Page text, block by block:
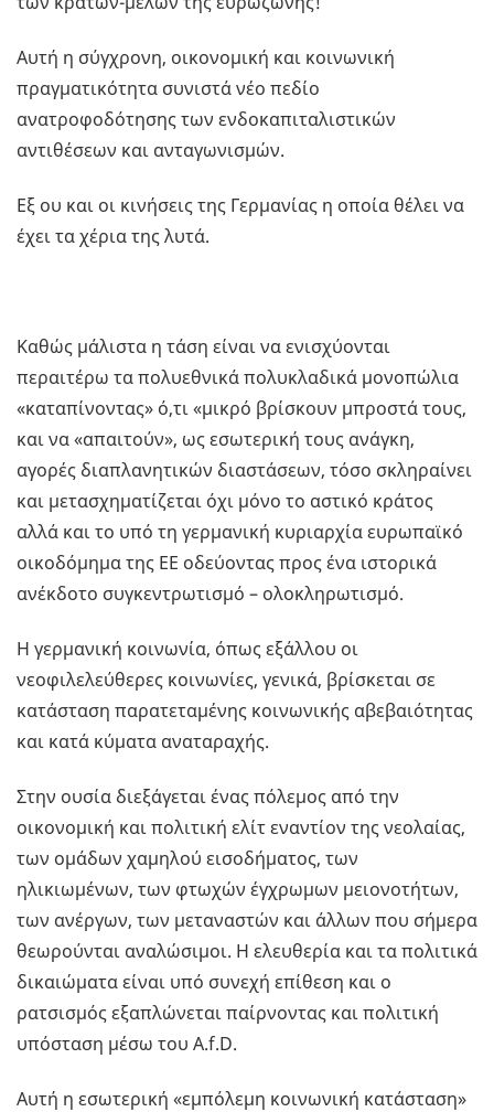
Αυτή η σύγχρονη, οικονομική και κοινωνική
πραγματικότητα συνιστά νέο πεδίο
ανατροφοδότησης των ενδοκαπιταλιστικών
αντιθέσεων και ανταγωνισμών.
Εξ ου και οι κινήσεις της Γερμανίας η οποία θέλει να
έχει τα χέρια της λυτά.
Καθώς μάλιστα η τάση είναι να ενισχύονται
περαιτέρω τα πολυεθνικά πολυκλαδικά μονοπώλια
«καταπίνοντας» ό,τι «μικρό βρίσκουν μπροστά τους,
και να «απαιτούν», ως εσωτερική τους ανάγκη,
αγορές διαπλανητικών διαστάσεων, τόσο σκληραίνει
και μετασχηματίζεται όχι μόνο το αστικό κράτος
αλλά και το υπό τη γερμανική κυριαρχία ευρωπαϊκό
οικοδόμημα της ΕΕ οδεύοντας προς ένα ιστορικά
ανέκδοτο συγκεντρωτισμό – ολοκληρωτισμό.
Η γερμανική κοινωνία, όπως εξάλλου οι
νεοφιλελεύθερες κοινωνίες, γενικά, βρίσκεται σε
κατάσταση παρατεταμένης κοινωνικής αβεβαιότητας
και κατά κύματα αναταραχής.
Στην ουσία διεξάγεται ένας πόλεμος από την
οικονομική και πολιτική ελίτ εναντίον της νεολαίας,
των ομάδων χαμηλού εισοδήματος, των
ηλικιωμένων, των φτωχών έγχρωμων μειονοτήτων,
των ανέργων, των μεταναστών και άλλων που σήμερα
θεωρούνται αναλώσιμοι. Η ελευθερία και τα πολιτικά
δικαιώματα είναι υπό συνεχή επίθεση και ο
ρατσισμός εξαπλώνεται παίρνοντας και πολιτική
υπόσταση μέσω του A.f.D.
Αυτή η εσωτερική «εμπόλεμη κοινωνική κατάσταση»